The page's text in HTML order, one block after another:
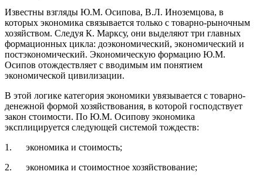
Известны взгляды Ю.М. Осипова, В.Л. Иноземцова, в
которых экономика связывается только с товарно-рыночным
хозяйством. Следуя К. Марксу, они выделяют три главных
формационных цикла: доэкономический, экономический и
постэкономический. Экономическую формацию Ю.М.
Осипов отождествляет с вводимым им понятием
экономической цивилизации.
В этой логике категория экономики увязывается с товарно-
денежной формой хозяйствования, в которой господствует
закон стоимости. По Ю.М. Осипову экономика
эксплицируется следующей системой тождеств:
1. экономика и стоимость;
2. экономика и стоимостное хозяйствование;